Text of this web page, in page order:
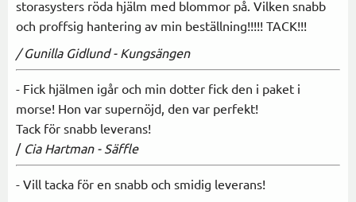
storasysters röda hjälm med blommor på. Vilken snabb
och proffsig hantering av min beställning!!!!! TACK!!!
/ Gunilla Gidlund - Kungsängen
- Fick hjälmen igår och min dotter fick den i paket i
morse! Hon var supernöjd, den var perfekt!
Tack för snabb leverans!
/ Cia Hartman - Säffle
- Vill tacka för en snabb och smidig leverans!